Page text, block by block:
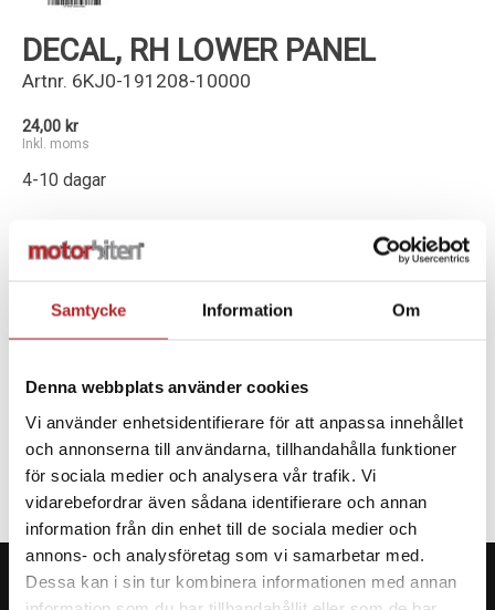
Samtycke Information Om
Denna webbplats använder cookies
Vi använder enhetsidentifierare för att anpassa innehållet
och annonserna till användarna, tillhandahålla funktioner
för sociala medier och analysera vår trafik. Vi
vidarebefordrar även sådana identifierare och annan
information från din enhet till de sociala medier och
annons- och analysföretag som vi samarbetar med.
Dessa kan i sin tur kombinera informationen med annan
DECAL, RH LOWER PANEL
Artnr. 6KJ0-191208-10000
24,00 kr
Inkl. moms
4-10 dagar
- +
SPECIFIKATION